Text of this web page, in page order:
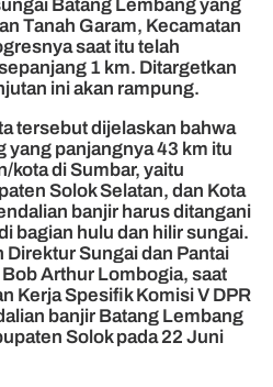
Batang Lembang yang
Tanah Garam, Kecamatan
saat itu telah
1 km. Ditargetkan
ini akan rampung.
tersebut dijelaskan bahwa
yang panjangnya 43 km itu
kota di Sumbar, yaitu
Solok Selatan, dan Kota
banjir harus ditangani
bagian hulu dan hilir sungai.
Direktur Sungai dan Pantai
Arthur Lombogia, saat
Kerja Spesifik Komisi V DPR
banjir Batang Lembang
Solok pada 22 Juni